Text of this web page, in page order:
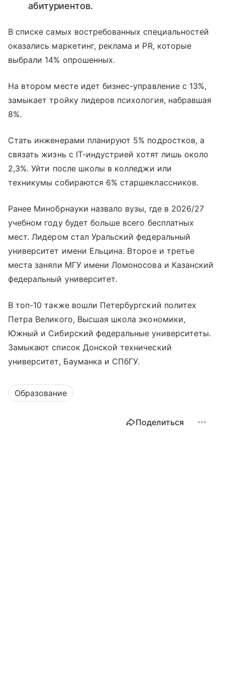
абитуриентов.
В списке самых востребованных специальностей
оказались маркетинг, реклама и PR, которые
выбрали 14% опрошенных.
На втором месте идет бизнес-управление с 13%,
замыкает тройку лидеров психология, набравшая
8%.
Стать инженерами планируют 5% подростков, а
связать жизнь с IT-индустрией хотят лишь около
2,3%. Уйти после школы в колледжи или
техникумы собираются 6% старшеклассников.
Ранее Минобрнауки назвало вузы, где в 2026/27
учебном году будет больше всего бесплатных
мест. Лидером стал Уральский федеральный
университет имени Ельцина. Второе и третье
места заняли МГУ имени Ломоносова и Казанский
федеральный университет.
В топ-10 также вошли Петербургский политех
Петра Великого, Высшая школа экономики,
Южный и Сибирский федеральные университеты.
Замыкают список Донской технический
университет, Бауманка и СПбГУ.
Образование
Поделиться